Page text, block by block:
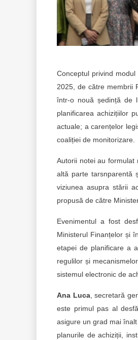
Conceptul privind
2025, de către membrii
într-o nouă ședință de
planificarea achizițiilor
actuale; a carențelor
coaliției de monitorizare.
Autorii notei au formulat
altă parte tarsnparentă
viziunea asupra stării
propusă de către
Evenimentul a fost
Ministerul Finanțelor și
etapei de planificare a
regulilor și
sistemul electronic de
Ana Luca, secretară
este primul pas al
asigure un grad mai
planurile de achiziții,